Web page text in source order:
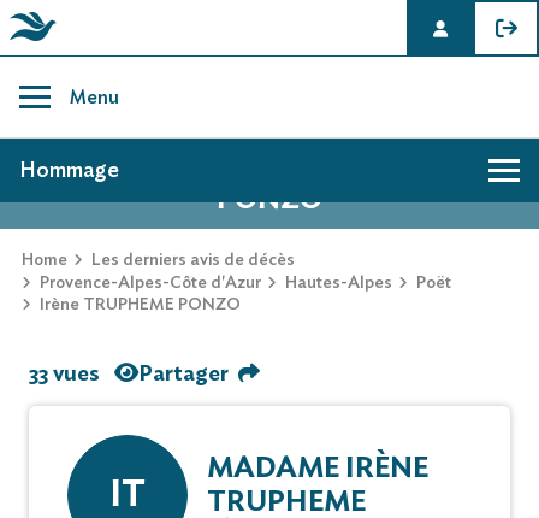
content
Menu
AVIS DE DÉCÈS DE IRÈNE TRUPHEME
PONZO
Home
Les derniers avis de décès
Provence-Alpes-Côte d'Azur
Hautes-Alpes
Poët
Irène TRUPHEME PONZO
Hommage
33 vues Partager
IT
MADAME IRÈNE
TRUPHEME